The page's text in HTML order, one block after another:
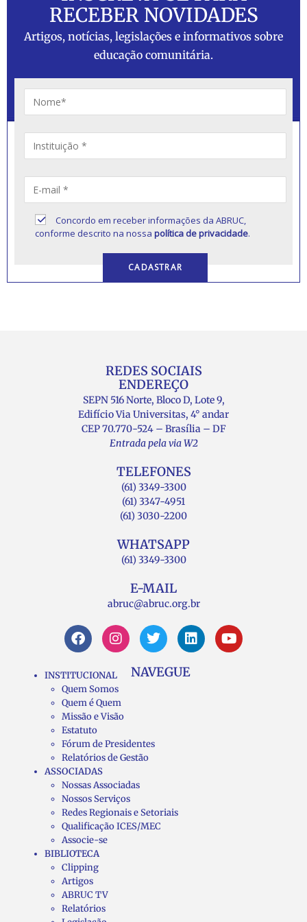
RECEBER NOVIDADES
Artigos, notícias, legislações e informativos sobre
educação comunitária.
Concordo em receber informações da ABRUC,
conforme descrito na nossapolítica de privacidade.
REDES SOCIAIS
ENDEREÇO
SEPN 516 Norte, Bloco D, Lote 9,
Edifício Via Universitas, 4° andar
CEP 70.770-524 – Brasília – DF
Entrada pela via W2
TELEFONES
(61) 3349-3300
(61) 3347-4951
(61) 3030-2200
WHATSAPP
(61) 3349-3300
E-MAIL
abruc@abruc.org.br
NAVEGUE
INSTITUCIONAL
Quem Somos
Quem é Quem
Missão e Visão
Estatuto
Fórum de Presidentes
Relatórios de Gestão
ASSOCIADAS
Nossas Associadas
Nossos Serviços
Redes Regionais e Setoriais
Qualificação ICES/MEC
Associe-se
BIBLIOTECA
Clipping
Artigos
ABRUC TV
Relatórios